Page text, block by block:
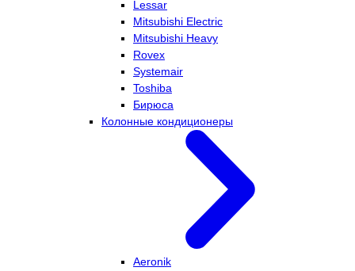
Lessar
Mitsubishi Electric
Mitsubishi Heavy
Rovex
Systemair
Toshiba
Бирюса
Колонные кондиционеры
Aeronik